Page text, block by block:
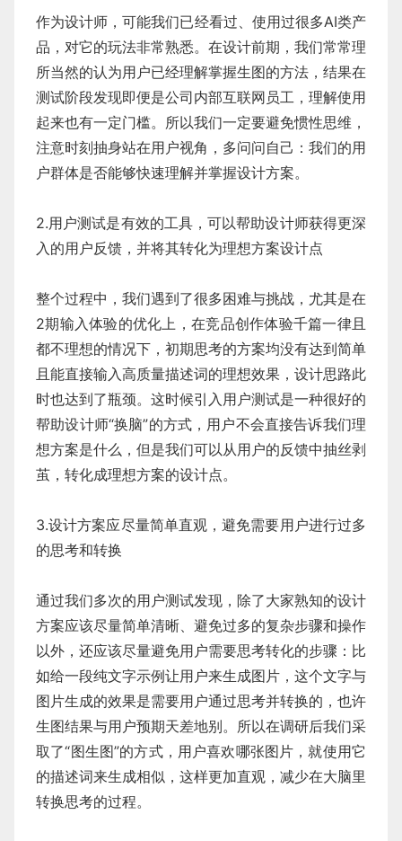
作为设计师，可能我们已经看过、使用过很多AI类产
品，对它的玩法非常熟悉。在设计前期，我们常常理
所当然的认为用户已经理解掌握生图的方法，结果在
测试阶段发现即便是公司内部互联网员工，理解使用
起来也有一定门槛。所以我们一定要避免惯性思维，
注意时刻抽身站在用户视角，多问问自己：我们的用
户群体是否能够快速理解并掌握设计方案。
2.用户测试是有效的工具，可以帮助设计师获得更深
入的用户反馈，并将其转化为理想方案设计点
整个过程中，我们遇到了很多困难与挑战，尤其是在
2期输入体验的优化上，在竞品创作体验千篇一律且
都不理想的情况下，初期思考的方案均没有达到简单
且能直接输入高质量描述词的理想效果，设计思路此
时也达到了瓶颈。这时候引入用户测试是一种很好的
帮助设计师“换脑”的方式，用户不会直接告诉我们理
想方案是什么，但是我们可以从用户的反馈中抽丝剥
茧，转化成理想方案的设计点。
3.设计方案应尽量简单直观，避免需要用户进行过多
的思考和转换
通过我们多次的用户测试发现，除了大家熟知的设计
方案应该尽量简单清晰、避免过多的复杂步骤和操作
以外，还应该尽量避免用户需要思考转化的步骤：比
如给一段纯文字示例让用户来生成图片，这个文字与
图片生成的效果是需要用户通过思考并转换的，也许
生图结果与用户预期天差地别。所以在调研后我们采
取了“图生图”的方式，用户喜欢哪张图片，就使用它
的描述词来生成相似，这样更加直观，减少在大脑里
转换思考的过程。